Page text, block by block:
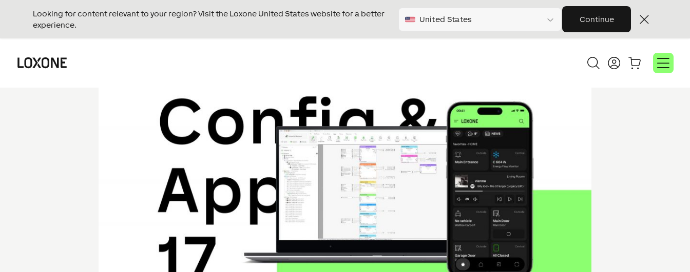
Looking for content relevant to your region? Visit the Loxone United States website for a better
experience.
United States Continue